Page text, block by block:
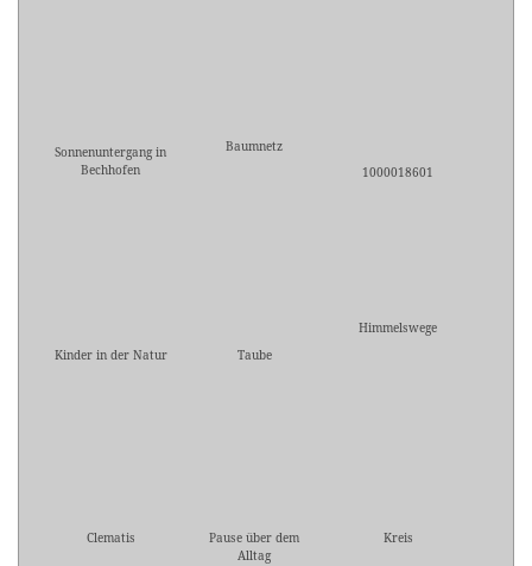
Sonnenuntergang in
Bechhofen
Baumnetz
1000018601
Kinder in der Natur Taube
Himmelswege
Clematis
Pause über dem
Alltag
Kreis